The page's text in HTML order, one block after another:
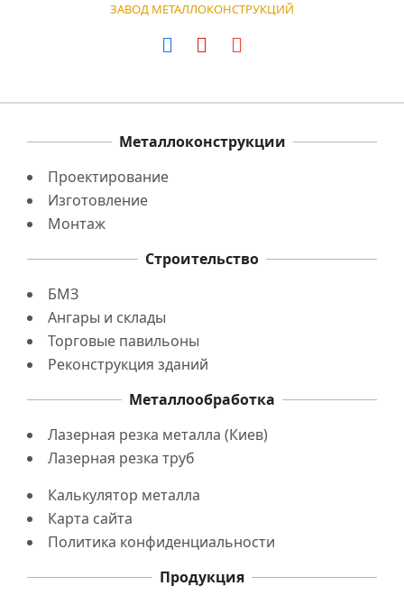
ЗАВОД МЕТАЛЛОКОНСТРУКЦИЙ
Металлоконструкции
Проектирование
Изготовление
Монтаж
Строительство
БМЗ
Ангары и склады
Торговые павильоны
Реконструкция зданий
Металлообработка
Лазерная резка металла (Киев)
Лазерная резка труб
Калькулятор металла
Карта сайта
Политика конфиденциальности
Продукция